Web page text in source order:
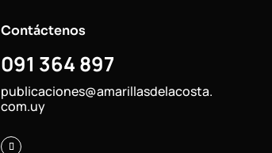
Contáctenos
091 364 897
publicaciones@amarillasdelacosta.
com.uy